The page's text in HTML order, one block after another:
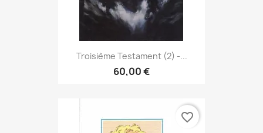
Troisième Testament (2) -...
60,00 €
favorite_border